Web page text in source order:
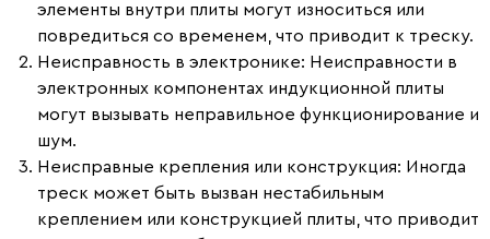
элементы внутри плиты могут износиться или
повредиться со временем, что приводит к треску.
Неисправность в электронике: Неисправности в
электронных компонентах индукционной плиты
могут вызывать неправильное функционирование и
шум.
Неисправные крепления или конструкция: Иногда
треск может быть вызван нестабильным
креплением или конструкцией плиты, что приводит